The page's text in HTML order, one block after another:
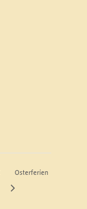
Osterferien